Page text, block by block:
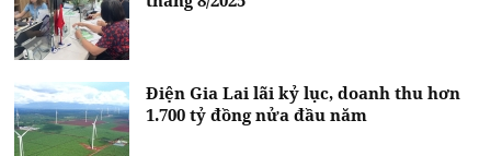
Điện Gia Lai lãi kỷ lục, doanh thu hơn
1.700 tỷ đồng nửa đầu năm